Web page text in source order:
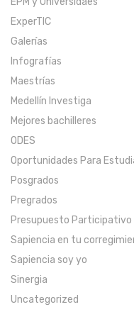
ExperTIC
Galerías
Infografías
Maestrías
Medellín Investiga
Mejores bachilleres
ODES
Oportunidades Para
Posgrados
Pregrados
Presupuesto Participativo
Sapiencia en tu
Sapiencia soy yo
Sinergia
Uncategorized